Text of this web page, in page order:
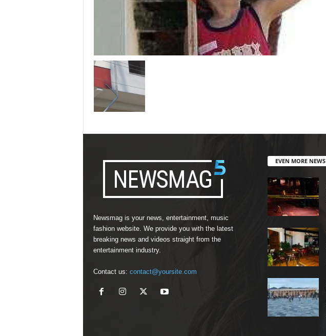
Newsmag is your news, entertainment, music
fashion website. We provide you with the latest
breaking news and videos straight from the
entertainment industry.
Contact us: contact@yoursite.com
EVEN MORE NEWS